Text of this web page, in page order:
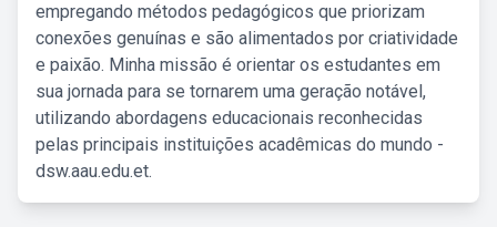
empregando métodos pedagógicos que priorizam
conexões genuínas e são alimentados por criatividade
e paixão. Minha missão é orientar os estudantes em
sua jornada para se tornarem uma geração notável,
utilizando abordagens educacionais reconhecidas
pelas principais instituições acadêmicas do mundo -
dsw.aau.edu.et.